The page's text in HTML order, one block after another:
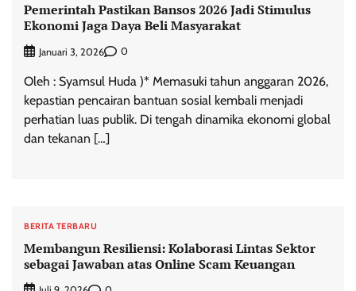
Pemerintah Pastikan Bansos 2026 Jadi Stimulus
Ekonomi Jaga Daya Beli Masyarakat
Januari 3, 2026 0
Oleh : Syamsul Huda )* Memasuki tahun anggaran 2026,
kepastian pencairan bantuan sosial kembali menjadi
perhatian luas publik. Di tengah dinamika ekonomi global
dan tekanan […]
BERITA TERBARU
Membangun Resiliensi: Kolaborasi Lintas Sektor
sebagai Jawaban atas Online Scam Keuangan